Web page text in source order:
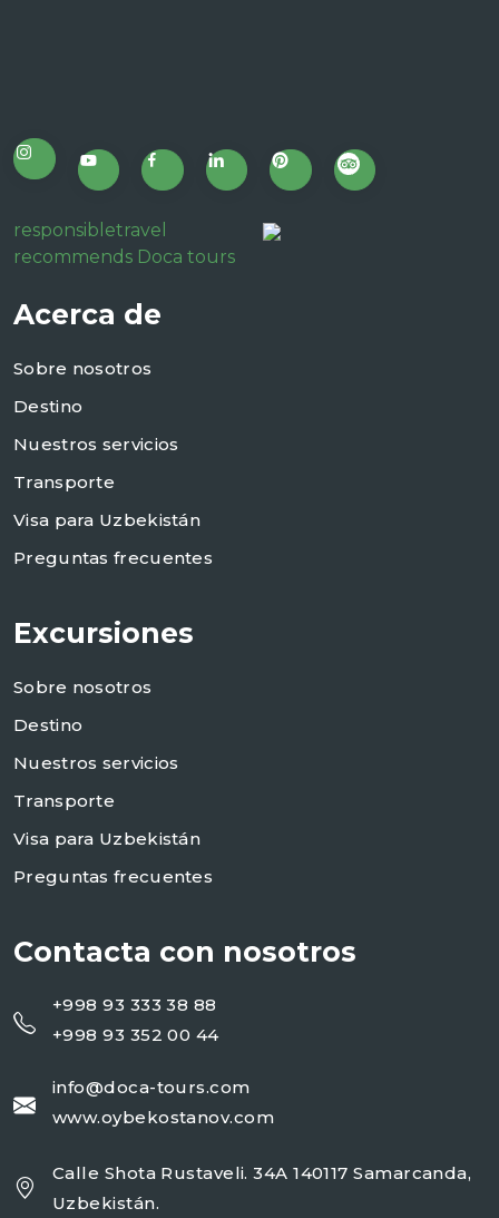
responsibletravel
recommends Doca tours
Acerca de
Sobre nosotros
Destino
Nuestros servicios
Transporte
Visa para Uzbekistán
Preguntas frecuentes
Excursiones
Sobre nosotros
Destino
Nuestros servicios
Transporte
Visa para Uzbekistán
Preguntas frecuentes
Contacta con nosotros
+998 93 333 38 88
+998 93 352 00 44
info@doca-tours.com
www.oybekostanov.com
Calle Shota Rustaveli. 34A 140117 Samarcanda,
Uzbekistán.